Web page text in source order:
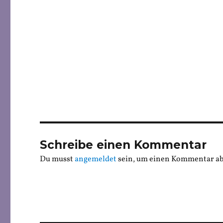
Schreibe einen Kommentar
Du musstangemeldetsein, um einen Kommentar